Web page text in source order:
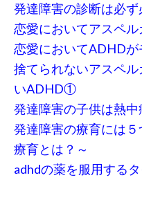
発達障害の診断は必
恋愛においてアスペ
恋愛においてADHD
捨てられないアスペ
いADHD①
発達障害の子供は熱中
発達障害の療育には
療育とは？～
adhdの薬を服用する